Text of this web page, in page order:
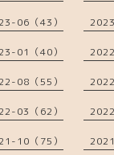
06（43）
01（40）
08（55）
03（62）
10（75）